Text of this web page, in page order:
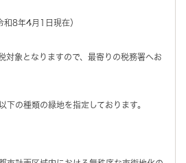
和8年4月1日現在）
対象となりますので、最寄りの税務署へお
下の種類の緑地を指定しております。